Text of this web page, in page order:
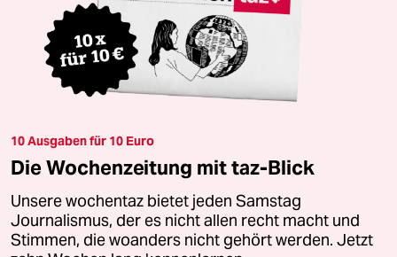
10 Ausgaben für 10 Euro
Die Wochenzeitung mit taz-Blick
Unsere wochentaz bietet jeden Samstag
Journalismus, der es nicht allen recht macht und
Stimmen, die woanders nicht gehört werden. Jetzt